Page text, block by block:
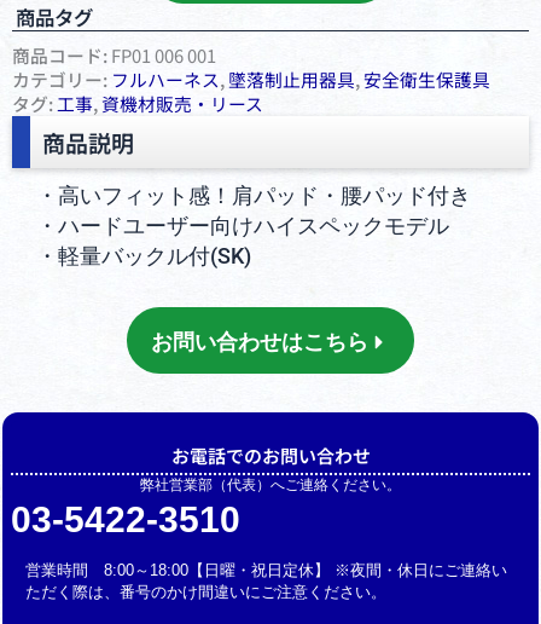
商品タグ
商品コード:FP01 006 001
カテゴリー: フルハーネス,墜落制⽌⽤器具,安全衛⽣保護具
タグ:工事,資機材販売・リース
商品説明
・高いフィット感！肩パッド・腰パッド付き
・ハードユーザー向けハイスペックモデル
・軽量バックル付(SK)
お問い合わせはこちら
お電話でのお問い合わせ
弊社営業部（代表）へご連絡ください。
03-5422-3510
営業時間 8:00～18:00【日曜・祝日定休】 ※夜間・休日にご連絡い
ただく際は、番号のかけ間違いにご注意ください。